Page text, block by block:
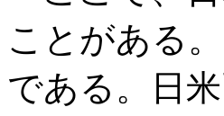
ことがある
である。日